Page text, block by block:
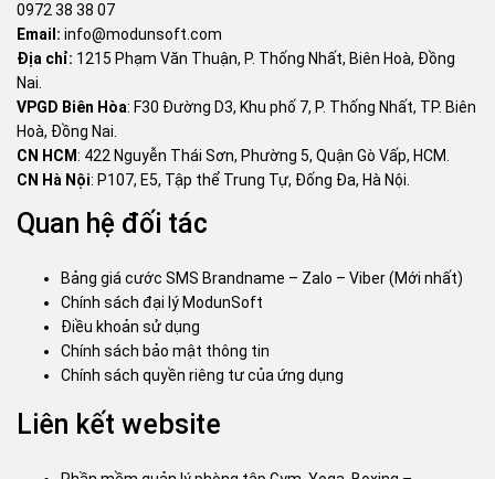
0972 38 38 07
Email: info@modunsoft.com
Địa chỉ: 1215 Phạm Văn Thuận, P. Thống Nhất, Biên Hoà, Đồng
Nai.
VPGD Biên Hòa: F30 Đường D3, Khu phố 7, P. Thống Nhất, TP. Biên
Hoà, Đồng Nai.
CN HCM: 422 Nguyễn Thái Sơn, Phường 5, Quận Gò Vấp, HCM.
CN Hà Nội: P107, E5, Tập thể Trung Tự, Đống Đa, Hà Nội.
Quan hệ đối tác
Bảng giá cước SMS Brandname – Zalo – Viber (Mới nhất)
Chính sách đại lý ModunSoft
Điều khoản sử dụng
Chính sách bảo mật thông tin
Chính sách quyền riêng tư của ứng dụng
Liên kết website